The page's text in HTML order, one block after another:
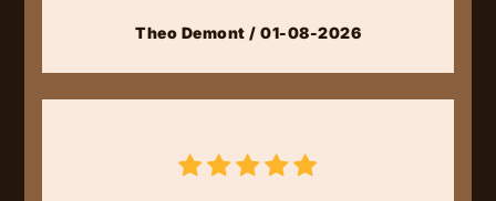
Theo Demont / 01-08-2026